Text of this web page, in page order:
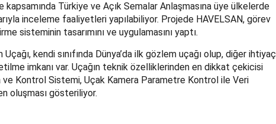
Türkiye ve Açık Semalar Anlaşmasına üye ülkelerde
inceleme faaliyetleri yapılabiliyor. Projede HAVELSAN, görev
sisteminin tasarımını ve uygulamasını yaptı.
kendi sınıfında Dünya’da ilk gözlem uçağı olup, diğer ihtiyaç
imkanı var. Uçağın teknik özelliklerinden en dikkat çekicisi
ve Kontrol Sistemi, Uçak Kamera Parametre Kontrol ile Veri
oluşması gösteriliyor.